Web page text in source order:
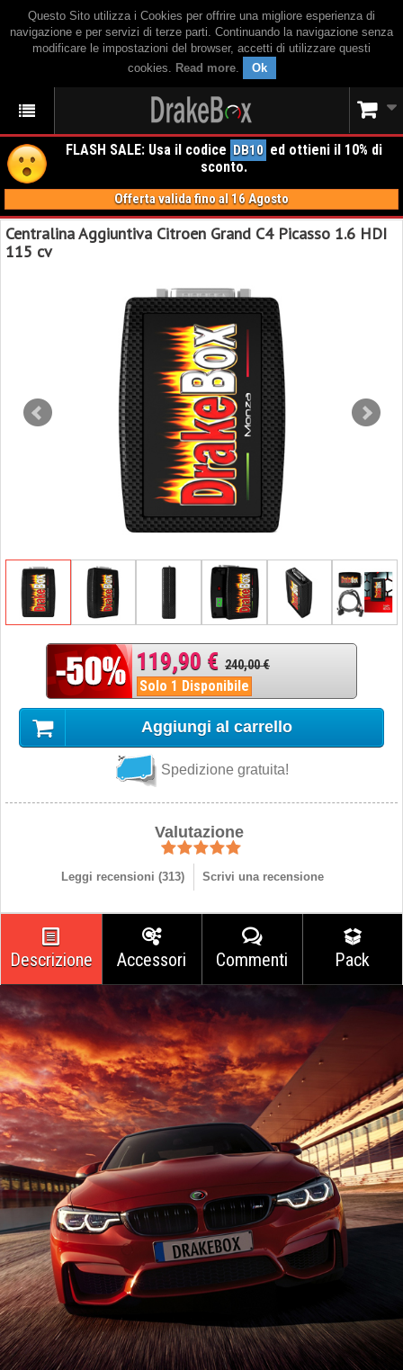
Questo Sito utilizza i Cookies per offrire una migliore esperienza di
navigazione e per servizi di terze parti. Continuando la navigazione senza
modificare le impostazioni del browser, accetti di utilizzare questi
cookies. Read more. Ok
FLASH SALE: Usa il codice DB10 ed ottieni il 10% di
sconto.
Offerta valida fino al 16 Agosto
Centralina Aggiuntiva Citroen Grand C4 Picasso 1.6 HDI
115 cv
119,90 € 240,00 €
Solo 1 Disponibile
Aggiungi al carrello
Spedizione gratuita!
Valutazione
Leggi recensioni (313) Scrivi una recensione
Descrizione Accessori Commenti Pack